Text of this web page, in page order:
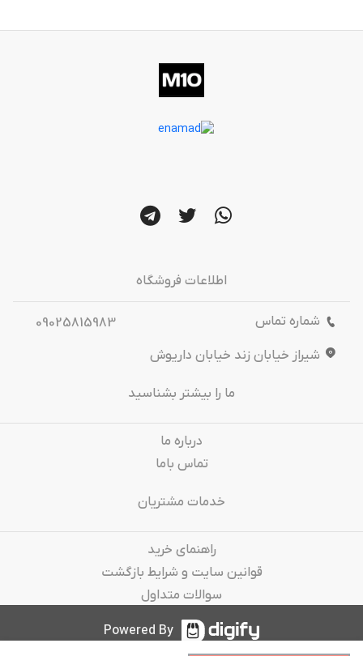
اطلاعات فروشگاه
شماره تماس
09025815983
شیراز خیابان زند خیابان داریوش
ما را بیشتر بشناسید
درباره‌ ما
تماس باما
خدمات مشتریان
راهنمای خرید
قوانین سایت و شرایط بازگشت
سوالات متداول
Powered By